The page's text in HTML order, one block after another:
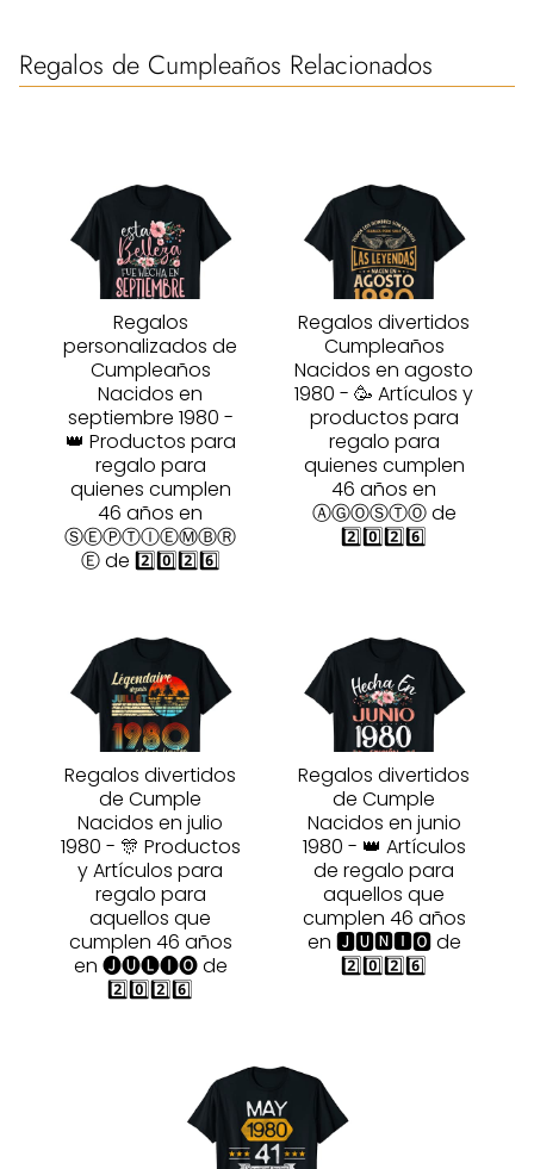
Regalos de Cumpleaños Relacionados
Regalos
personalizados de
Cumpleaños
Nacidos en
septiembre 1980 -
👑 Productos para
regalo para
quienes cumplen
46 años en
ⓈⒺⓅⓉⒾⒺⓂⒷⓇ
Ⓔ de 2️⃣0️⃣2️⃣6️⃣
Regalos divertidos
Cumpleaños
Nacidos en agosto
1980 - 🥳 Artículos y
productos para
regalo para
quienes cumplen
46 años en
ⒶⒼⓄⓈⓉⓄ de
2️⃣0️⃣2️⃣6️⃣
Regalos divertidos
de Cumple
Nacidos en julio
1980 - 🎊 Productos
y Artículos para
regalo para
aquellos que
cumplen 46 años
en 🅙🅤🅛🅘🅞 de
2️⃣0️⃣2️⃣6️⃣
Regalos divertidos
de Cumple
Nacidos en junio
1980 - 👑 Artículos
de regalo para
aquellos que
cumplen 46 años
en 🅹🆄🅽🅸🅾 de
2️⃣0️⃣2️⃣6️⃣